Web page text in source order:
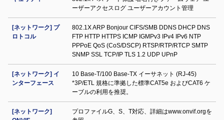
ーザーアクセスログ ユーザーアカウント管理
[ネットワーク] プ
ロトコル
802.1X ARP Bonjour CIFS/SMB DDNS DHCP DNS
FTP HTTP HTTPS ICMP IGMPv3 IPv4 IPv6 NTP
PPPoE QoS (CoS/DSCP) RTSP/RTP/RTCP SMTP
SNMP SSL TCP/IP TLS 1.2 UDP UPnP
[ネットワーク] イ
ンターフェース
10 Base-T/100 Base-TX イーサネット (RJ-45)
*3P/ETL 規格に準拠した標準CAT5e およびCAT6 ケ
ーブルの利用を推奨。
[ネットワーク]
プロファイルG、S、T対応、詳細はwww.onvif.orgを